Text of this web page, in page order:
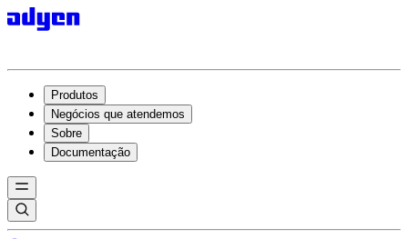
Produtos
Negócios que atendemos
Sobre
Documentação